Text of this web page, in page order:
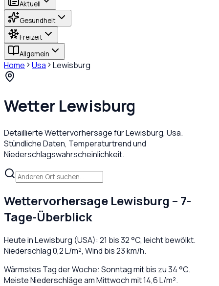
Aktuell
Gesundheit
Freizeit
Allgemein
Home Usa Lewisburg
Wetter Lewisburg
Detaillierte Wettervorhersage fürLewisburg, Usa.
Stündliche Daten, Temperaturtrend und
Niederschlagswahrscheinlichkeit.
Wettervorhersage Lewisburg – 7-
Tage-Überblick
Heute inLewisburg (USA): 21 bis32°C, leicht bewölkt.
Niederschlag0,2L/m², Wind bis23km/h.
Wärmstes Tag der Woche: Sonntag mit bis zu 34 °C.
Meiste Niederschläge am Mittwoch mit 14,6 L/m².